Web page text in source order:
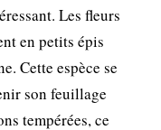
Les fleurs
en petits épis
Cette espèce se
son feuillage
tempérées, ce